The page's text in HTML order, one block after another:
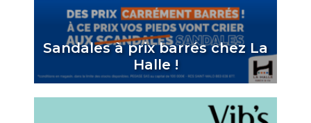
Sandales à prix barrés chez La
Halle !